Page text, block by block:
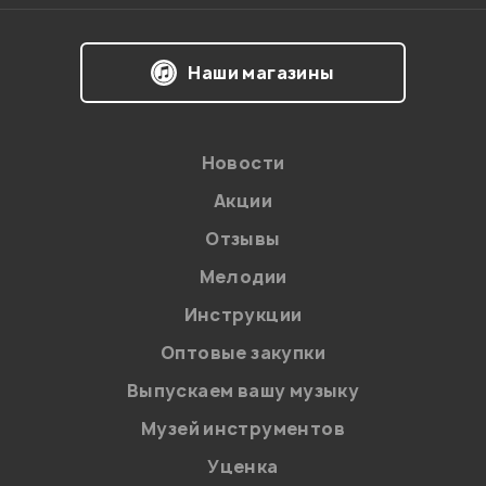
Виталий Викторович 16.06.2022
Администратор
1. Можно ли настроить его как педал борд (ка каждую
педаль повесить какой то эффект)?
2. Если к нему микрофон подключить есть ли
3. В версии v2 тоже появилась возможность
Наши магазины
Новости
Акции
Отзывы
Мелодии
Инструкции
Оптовые закупки
Выпускаем вашу музыку
Музей инструментов
Уценка